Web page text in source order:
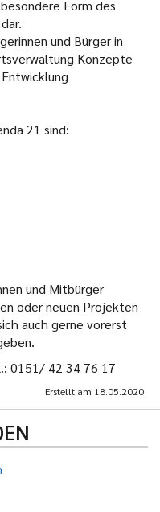
Form des
und Bürger in
Konzepte
21 sind:
und Mitbürger
oder neuen Projekten
auch gerne vorerst
0151/ 42 34 76 17
Erstellt am 18.05.2020